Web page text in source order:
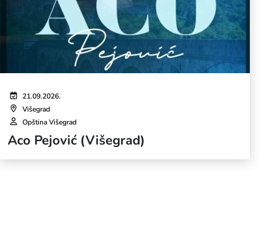
21.09.2026.
Višegrad
Opština Višegrad
Aco Pejović (Višegrad)